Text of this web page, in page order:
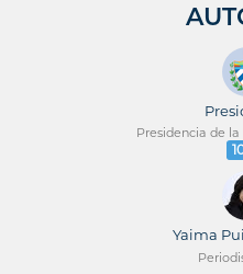
Presidencia de
Yaima